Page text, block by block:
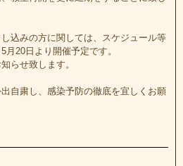
込みの方に関しては、スケジュール等
20日より開催予定です。
らせ致します。
自粛し、感染予防の徹底を宜しくお願
ベビーサイン
育児サークル＆セミナー